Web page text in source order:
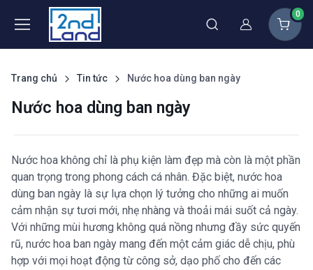
Thành viên
0
Trang chủ Tin tức Nước hoa dùng ban ngày
Nước hoa dùng ban ngày
Nước hoa không chỉ là phụ kiện làm đẹp mà còn là một phần
quan trọng trong phong cách cá nhân. Đặc biệt, nước hoa
dùng ban ngày là sự lựa chọn lý tưởng cho những ai muốn
cảm nhận sự tươi mới, nhẹ nhàng và thoải mái suốt cả ngày.
Với những mùi hương không quá nồng nhưng đầy sức quyến
rũ, nước hoa ban ngày mang đến một cảm giác dễ chịu, phù
hợp với mọi hoạt động từ công sở, dạo phố cho đến các